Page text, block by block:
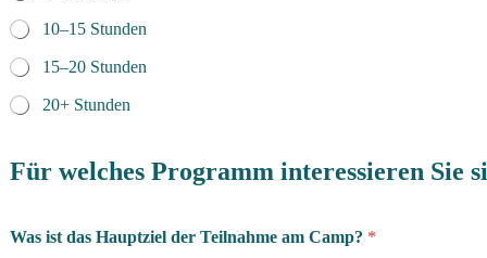
10–15 Stunden
15–20 Stunden
20+ Stunden
Für welches Programm interessieren Sie
Was ist das Hauptziel der Teilnahme am Camp? *